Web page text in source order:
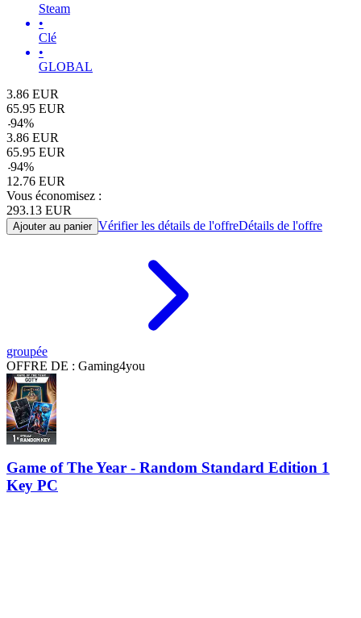
Steam
•
Clé
•
GLOBAL
3.86 EUR
65.95 EUR
-94%
3.86 EUR
65.95 EUR
-94%
12.76 EUR
Vous économisez :
293.13 EUR
Ajouter au panier Vérifier les détails de l'offreDétails de l'offre
groupée
OFFRE DE : Gaming4you
Game of The Year - Random Standard Edition 1
Key PC